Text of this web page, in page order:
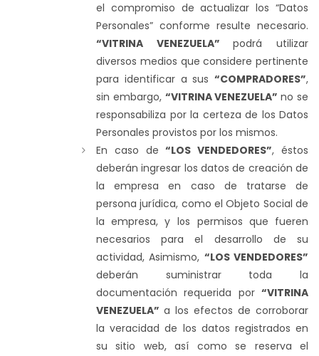
el compromiso de actualizar los “Datos
Personales” conforme resulte necesario.
“VITRINA VENEZUELA”podrá utilizar
diversos medios que considere pertinente
para identificar a sus “COMPRADORES”,
sin embargo, “VITRINA VENEZUELA”no se
responsabiliza por la certeza de los Datos
Personales provistos por los mismos.
En caso de“LOS VENDEDORES”, éstos
deberán ingresar los datos de creación de
la empresa en caso de tratarse de
persona jurídica, como el Objeto Social de
la empresa, y los permisos que fueren
necesarios para el desarrollo de su
actividad, Asimismo, “LOS VENDEDORES”
deberán suministrar toda la
documentación requerida por “VITRINA
VENEZUELA” a los efectos de corroborar
la veracidad de los datos registrados en
su sitio web, así como se reserva el